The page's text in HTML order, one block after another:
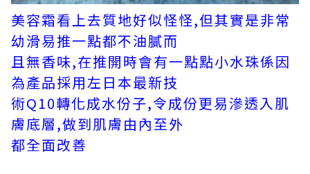
美容霜看上去質地好似怪怪,但其實是非常
幼滑易推一點都不油膩而
且無香味,在推開時會有一點點小水珠係因
為產品採用左日本最新技
術Q10轉化成水份子,令成份更易滲透入肌
膚底層,做到肌膚由內至外
都全面改善